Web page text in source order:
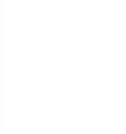
frescura
que te